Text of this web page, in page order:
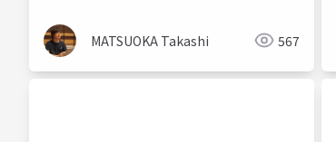
MATSUOKA Takashi 567